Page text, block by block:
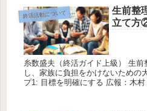
終活活動について
生前整
立て方
糸数盛夫（終活ガイド上級） 生
し、家族に負担をかけないための
プ1: 目標を明確にする 広報：木